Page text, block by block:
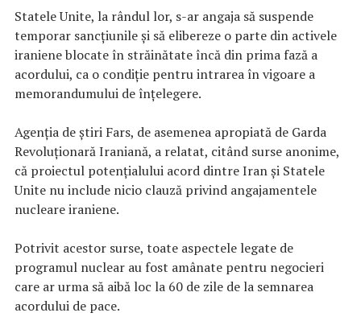
Statele Unite, la rândul lor, s-ar angaja să suspende
temporar sancţiunile şi să elibereze o parte din activele
iraniene blocate în străinătate încă din prima fază a
acordului, ca o condiţie pentru intrarea în vigoare a
memorandumului de înţelegere.
Agenţia de ştiri Fars, de asemenea apropiată de Garda
Revoluţionară Iraniană, a relatat, citând surse anonime,
că proiectul potenţialului acord dintre Iran şi Statele
Unite nu include nicio clauză privind angajamentele
nucleare iraniene.
Potrivit acestor surse, toate aspectele legate de
programul nuclear au fost amânate pentru negocieri
care ar urma să aibă loc la 60 de zile de la semnarea
acordului de pace.